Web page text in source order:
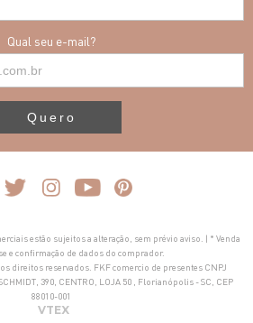
Qual seu e-mail?
Quero
estão sujeitos a alteração, sem prévio aviso. | * Venda
e confirmação de dados do comprador.
direitos reservados. FKF comercio de presentes CNPJ
390, CENTRO, LOJA 50 , Florianópolis - SC, CEP
88010-001
VTEX